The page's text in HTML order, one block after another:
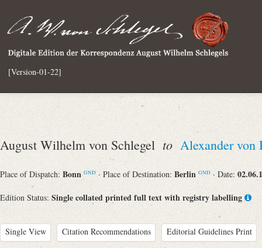
[Version-01-22]
August Wilhelm von Schlegel to Alexander von
Place of Dispatch: Bonn GND · Place of Destination: Berlin GND · Date:
Edition Status: Single collated printed full text with registry labelling
Single View Citation Recommendations Editorial Guidelines Print